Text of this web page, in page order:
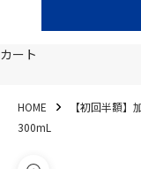
カート
HOME
【初回半額
300mL